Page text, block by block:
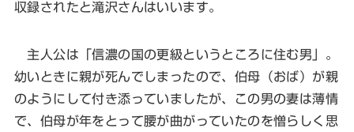
収録されたと滝沢さんはいいます。
主人公は「信濃の国の更級というところに住む男」。
幼いときに親が死んでしまったので、伯母（おば）が親
のようにして付き添っていましたが、この男の妻は薄情
で、伯母が年をとって腰が曲がっていたのを憎らしく思